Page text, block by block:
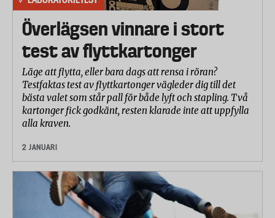
Överlägsen vinnare i stort
test av flyttkartonger
Läge att flytta, eller bara dags att rensa i röran?
Testfaktas test av flyttkartonger vägleder dig till det
bästa valet som står pall för både lyft och stapling. Två
kartonger fick godkänt, resten klarade inte att uppfylla
alla kraven.
2 JANUARI